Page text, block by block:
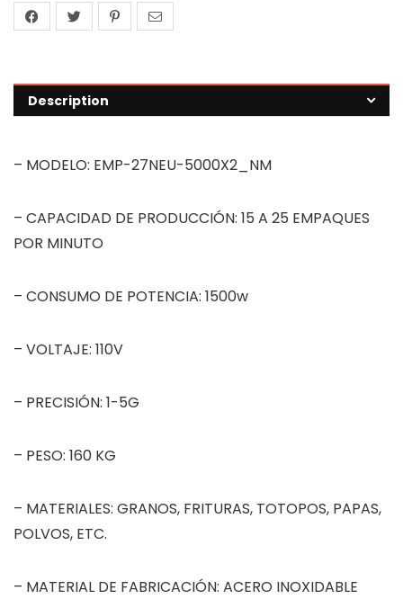
Description
– MODELO: EMP-27NEU-5000X2_NM
– CAPACIDAD DE PRODUCCIÓN: 15 A 25 EMPAQUES
POR MINUTO
– CONSUMO DE POTENCIA: 1500w
– VOLTAJE: 110V
– PRECISIÓN: 1-5G
– PESO: 160 KG
– MATERIALES: GRANOS, FRITURAS, TOTOPOS, PAPAS,
POLVOS, ETC.
– MATERIAL DE FABRICACIÓN: ACERO INOXIDABLE